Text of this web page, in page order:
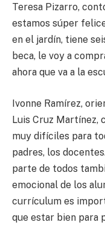
Teresa Pizarro,
estamos súper
en el jardín, tiene
beca, le voy a
ahora que va a la
Ivonne Ramírez,
Luis Cruz Martínez,
muy difíciles para
padres, los
parte de todos
emocional de los
currículum es
que estar bien para